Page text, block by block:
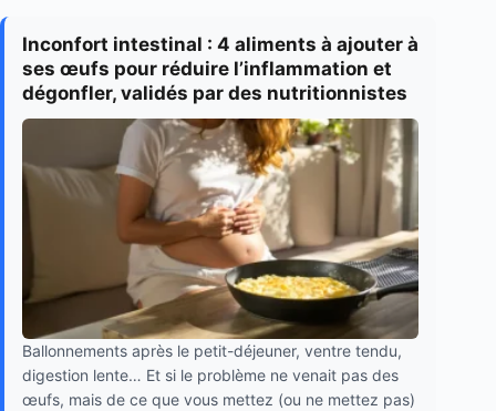
Inconfort intestinal : 4 aliments à ajouter à
ses œufs pour réduire l’inflammation et
dégonfler, validés par des nutritionnistes
Ballonnements après le petit-déjeuner, ventre tendu,
digestion lente… Et si le problème ne venait pas des
œufs, mais de ce que vous mettez (ou ne mettez pas)